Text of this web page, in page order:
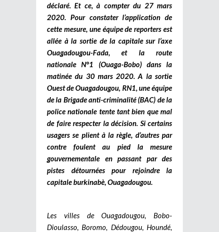
déclaré. Et ce, à compter du 27 mars
2020. Pour constater l’application de
cette mesure, une équipe de reporters est
allée à la sortie de la capitale sur l’axe
Ouagadougou-Fada, et la route
nationale N°1 (Ouaga-Bobo) dans la
matinée du 30 mars 2020. A la sortie
Ouest de Ouagadougou, RN1, une équipe
de la Brigade anti-criminalité (BAC) de la
police nationale tente tant bien que mal
de faire respecter la décision. Si certains
usagers se plient à la règle, d’autres par
contre foulent au pied la mesure
gouvernementale en passant par des
pistes détournées pour rejoindre la
capitale burkinabè, Ouagadougou.
Les villes de Ouagadougou, Bobo-
Dioulasso, Boromo, Dédougou, Houndé,